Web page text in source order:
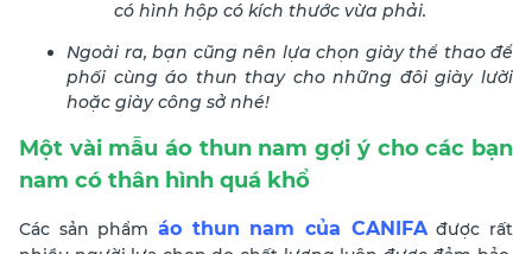
có hình hộp có kích thước vừa phải.
Ngoài ra, bạn cũng nên lựa chọn giày thể thao để
phối cùng áo thun thay cho những đôi giày lười
hoặc giày công sở nhé!
Một vài mẫu áo thun nam gợi ý cho các bạn
nam có thân hình quá khổ
Các sản phẩm áo thun nam của CANIFAđược rất